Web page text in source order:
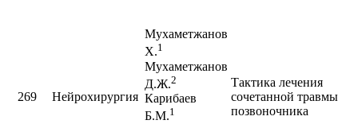
269 Нейрохирургия
Мухаметжанов
Х.1
Мухаметжанов
Д.Ж.2
Карибаев
Б.М.1
Тактика лечения
сочетанной травмы
позвоночника